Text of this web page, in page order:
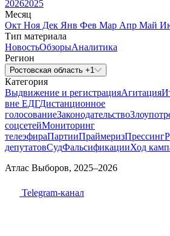
20262025
Месяц
Окт Ноя Дек Янв Фев Мар Апр Май
Тип материала
НовостьОбзорыАналитика
Регион
Ростовская область +1
Категория
Выдвижение и регистрацияАгитация
вне ЕДГДистанционное
голосованиеЗаконодательство
соцсетейМониторинг
телеэфираПартииПраймеризПрессинг
депутатовСудФальсификацииХод
Атлас Выборов, 2025–2026
Telegram-канал